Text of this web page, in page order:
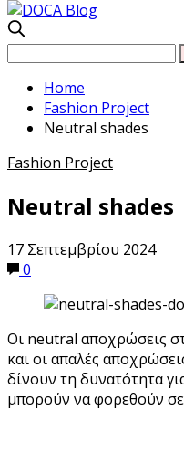
Home
Fashion Project
Neutral shades
Fashion Project
Neutral shades
17 Σεπτεμβρίου 2024
0
Οι neutral αποχρώσεις
και οι απαλές
δίνουν τη δυνατότητα
μπορούν να φορεθούν